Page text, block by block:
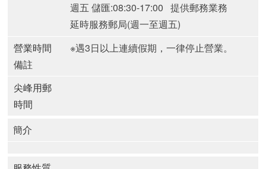
週五 儲匯:08:30-17:00 提供郵務業務
延時服務郵局(週一至週五)
營業時間
備註
※遇3日以上連續假期，一律停止營業。
尖峰用郵
時間
簡介